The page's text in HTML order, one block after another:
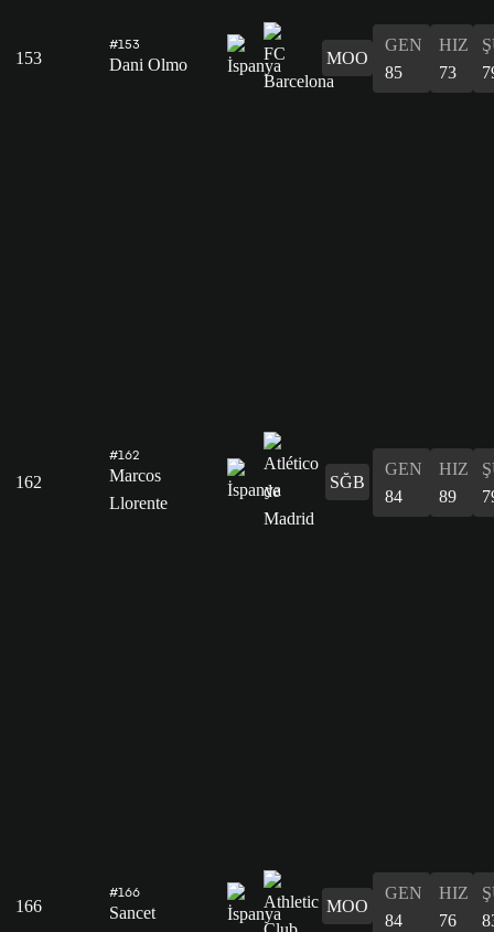
153
#153
Dani Olmo MOO
GEN
85
HIZ
73
162
#162
Marcos
Llorente
SĞB
GEN
84
HIZ
89
166
#166
Sancet MOO
GEN
84
HIZ
76